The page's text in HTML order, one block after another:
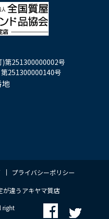
第251300000002号
251300000140号
プライバシーポリシー
が違うアキヤマ質店
right